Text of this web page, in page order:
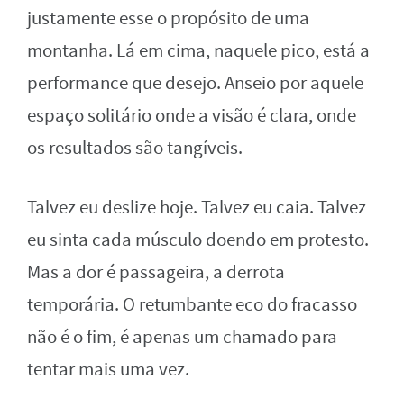
justamente esse o propósito de uma
montanha. Lá em cima, naquele pico, está a
performance que desejo. Anseio por aquele
espaço solitário onde a visão é clara, onde
os resultados são tangíveis.
Talvez eu deslize hoje. Talvez eu caia. Talvez
eu sinta cada músculo doendo em protesto.
Mas a dor é passageira, a derrota
temporária. O retumbante eco do fracasso
não é o fim, é apenas um chamado para
tentar mais uma vez.